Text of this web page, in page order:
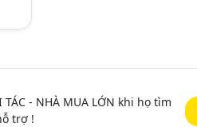
- NHÀ MUA LỚN khi họ tìm
trợ !